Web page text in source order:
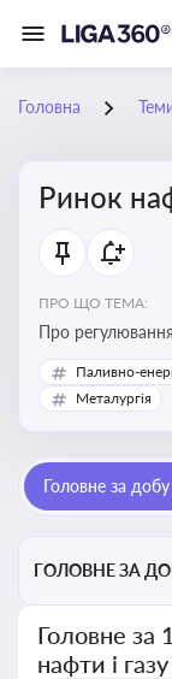
Головна
Ринок
ПРО ЩО ТЕМА:
Про
газу, що
Паливно-
Металургія
Головне за
ГОЛОВНЕ ЗА
Головне за
нафти і газу